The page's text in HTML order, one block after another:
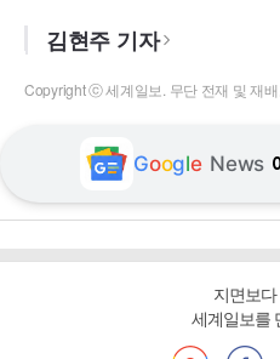
김현주 기자
Copyright ⓒ 세계일보. 무단 전재 및 재
Google News
지면보
세계일보를